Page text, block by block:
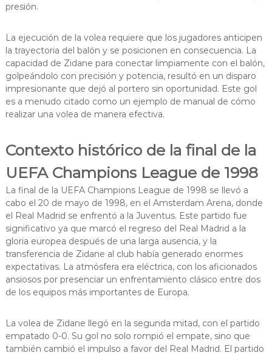
presión.
La ejecución de la volea requiere que los jugadores anticipen
la trayectoria del balón y se posicionen en consecuencia. La
capacidad de Zidane para conectar limpiamente con el balón,
golpeándolo con precisión y potencia, resultó en un disparo
impresionante que dejó al portero sin oportunidad. Este gol
es a menudo citado como un ejemplo de manual de cómo
realizar una volea de manera efectiva.
Contexto histórico de la final de la
UEFA Champions League de 1998
La final de la UEFA Champions League de 1998 se llevó a
cabo el 20 de mayo de 1998, en el Amsterdam Arena, donde
el Real Madrid se enfrentó a la Juventus. Este partido fue
significativo ya que marcó el regreso del Real Madrid a la
gloria europea después de una larga ausencia, y la
transferencia de Zidane al club había generado enormes
expectativas. La atmósfera era eléctrica, con los aficionados
ansiosos por presenciar un enfrentamiento clásico entre dos
de los equipos más importantes de Europa.
La volea de Zidane llegó en la segunda mitad, con el partido
empatado 0-0. Su gol no solo rompió el empate, sino que
también cambió el impulso a favor del Real Madrid. El partido